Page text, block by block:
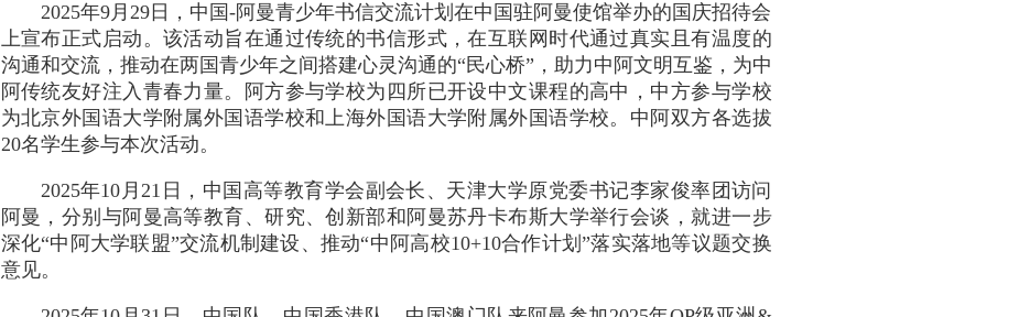
2025年9月29日，中国-阿曼青少年书信交流计划在中国驻阿曼使馆举办的国庆招待会
上宣布正式启动。该活动旨在通过传统的书信形式，在互联网时代通过真实且有温度的
沟通和交流，推动在两国青少年之间搭建心灵沟通的“民心桥”，助力中阿文明互鉴，为中
阿传统友好注入青春力量。阿方参与学校为四所已开设中文课程的高中，中方参与学校
为北京外国语大学附属外国语学校和上海外国语大学附属外国语学校。中阿双方各选拔
20名学生参与本次活动。
2025年10月21日，中国高等教育学会副会长、天津大学原党委书记李家俊率团访问
阿曼，分别与阿曼高等教育、研究、创新部和阿曼苏丹卡布斯大学举行会谈，就进一步
深化“中阿大学联盟”交流机制建设、推动“中阿高校10+10合作计划”落实落地等议题交换
意见。